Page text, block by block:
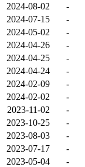
2024-08-02
-
2024-07-15
-
2024-05-02
-
2024-04-26
-
2024-04-25
-
2024-04-24
-
2024-02-09
-
2024-02-02
-
2023-11-02
-
2023-10-25
-
2023-08-03
-
2023-07-17
-
2023-05-04
-